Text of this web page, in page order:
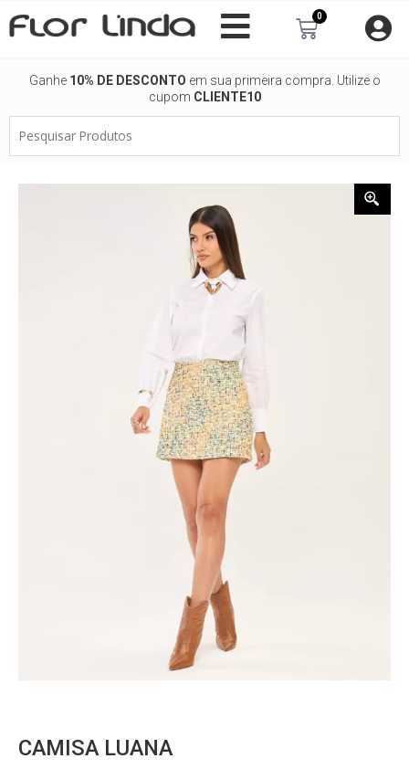
para
0
Carrinho
Ganhe 10% DE DESCONTO em sua primeira compra. Utilize o
cupom CLIENTE10
Produtos
CAMISA LUANA